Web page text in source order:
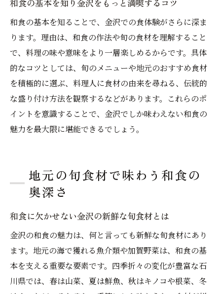
介
金沢の夜に味わう和食の特別な体験とは
和食ディナーで出会う地元の旬と創造力
ディナーで味わう和食の新しい提案を解説
金沢の和食が旅の思い出になる理由を解説
和食体験が金沢旅行を特別にする理由とは
地元食材と和食の出会いが旅を彩る魅力
ミシュラン和食で残る心に残る体験の数々
和食を通じて味わう金沢の感動と発見
和食の基本を知り金沢をもっと満喫するコツ
和食の基本を知ることで、金沢での食体験がさらに深ま
ります。理由は、和食の作法や旬の食材を理解すること
で、料理の味や意味をより一層楽しめるからです。具体
的なコツとしては、旬のメニューや地元のおすすめ食材
を積極的に選ぶ、料理人に食材の由来を尋ねる、伝統的
な盛り付け方法を観察するなどがあります。これらのポ
イントを意識することで、金沢でしか味わえない和食の
魅力を最大限に堪能できるでしょう。
地元の旬食材で味わう和食の
奥深さ
和食に欠かせない金沢の新鮮な旬食材とは
金沢の和食の魅力は、何と言っても新鮮な旬食材にあり
ます。地元の海で獲れる魚介類や加賀野菜は、和食の基
本を支える重要な要素です。四季折々の変化が豊富な石
川県では、春は山菜、夏は鮮魚、秋はキノコや根菜、冬